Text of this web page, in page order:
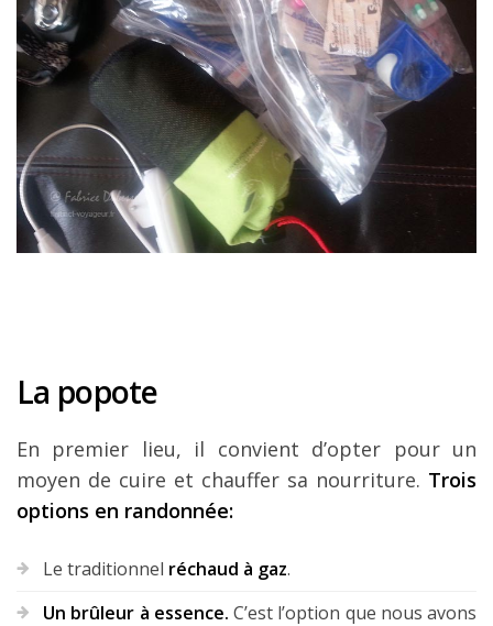
La popote
En premier lieu, il convient d’opter pour un
moyen de cuire et chauffer sa nourriture. Trois
options en randonnée:
Le traditionnel réchaud à gaz.
Un brûleur à essence. C’est l’option que nous avons